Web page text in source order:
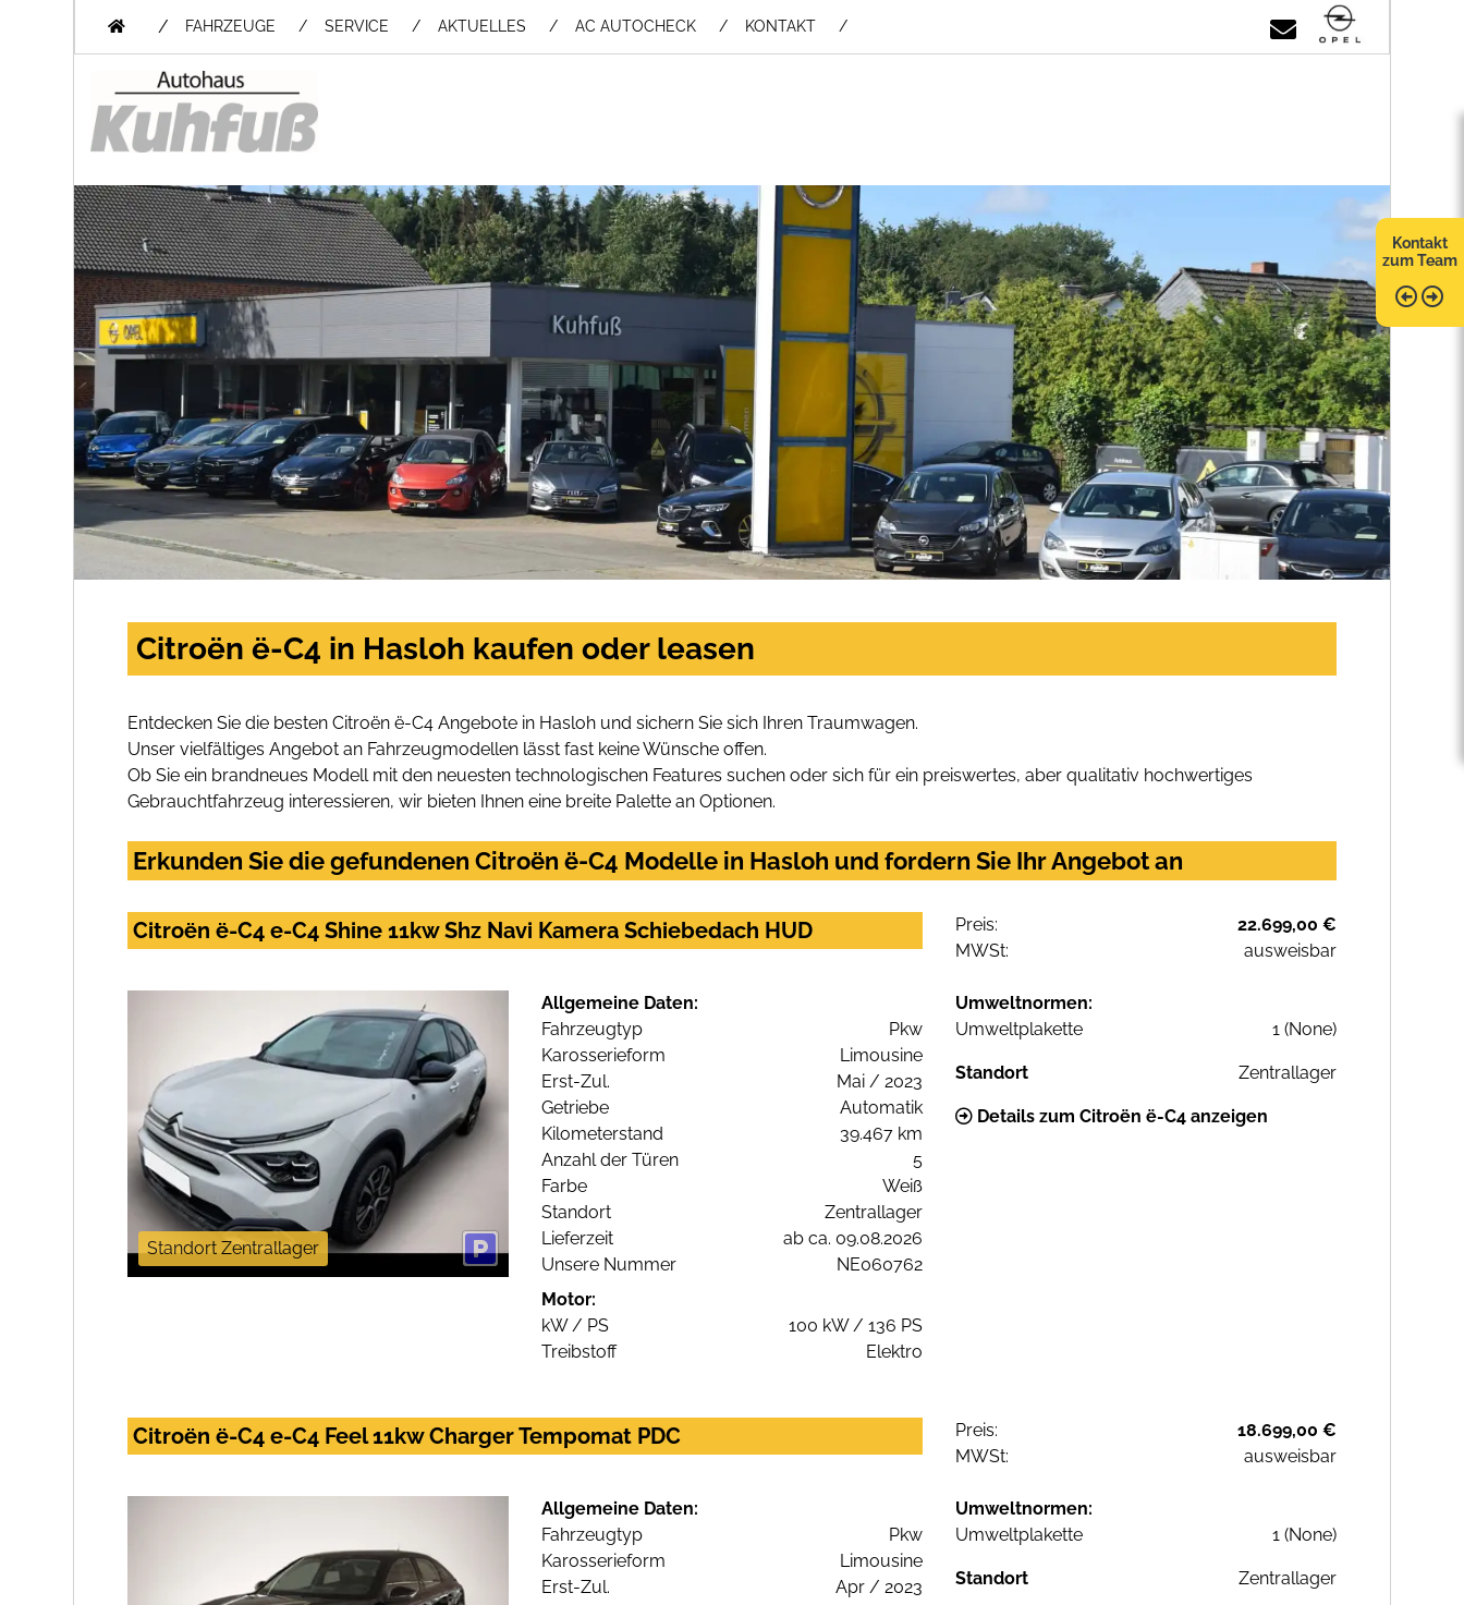
/ FAHRZEUGE SERVICE AKTUELLES AC AUTOCHECK KONTAKT
Kontakt
zum Team
Citroën ë-C4 in Hasloh kaufen oder leasen
Entdecken Sie die besten Citroën ë-C4 Angebote in Hasloh und sichern Sie sich Ihren Traumwagen.
Unser vielfältiges Angebot an Fahrzeugmodellen lässt fast keine Wünsche offen.
Ob Sie ein brandneues Modell mit den neuesten technologischen Features suchen oder sich für ein preiswertes, aber qualitativ hochwertiges
Gebrauchtfahrzeug interessieren, wir bieten Ihnen eine breite Palette an Optionen.
Erkunden Sie die gefundenen Citroën ë-C4 Modelle in Hasloh und fordern Sie Ihr Angebot an
Citroën ë-C4 e-C4 Shine 11kw Shz Navi Kamera Schiebedach HUD Preis:
22.699,00 €
MWSt:
ausweisbar
Standort Zentrallager
Allgemeine Daten:
Fahrzeugtyp
Pkw
Karosserieform
Limousine
Erst-Zul.
Mai / 2023
Getriebe
Automatik
Kilometerstand
39.467 km
Anzahl der Türen
5
Farbe
Weiß
Standort
Zentrallager
Lieferzeit
ab ca. 09.08.2026
Unsere Nummer
NE060762
Motor:
kW / PS
100 kW / 136 PS
Treibstoff
Elektro
Umweltnormen:
Umweltplakette
1 (None)
Standort Zentrallager
Details zum Citroën ë-C4 anzeigen
Citroën ë-C4 e-C4 Feel 11kw Charger Tempomat PDC Preis:
18.699,00 €
MWSt:
ausweisbar
Allgemeine Daten:
Fahrzeugtyp
Pkw
Karosserieform
Limousine
Erst-Zul.
Apr / 2023
Umweltnormen:
Umweltplakette
1 (None)
Standort Zentrallager